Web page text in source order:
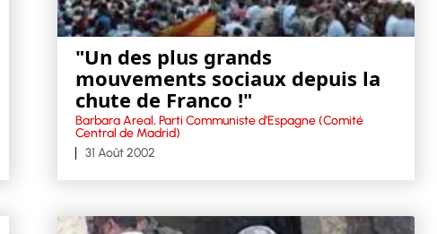
"Un des plus grands
mouvements sociaux depuis la
chute de Franco !"
Barbara Areal, Parti Communiste d’Espagne (Comité
Central de Madrid)
31 Août 2002